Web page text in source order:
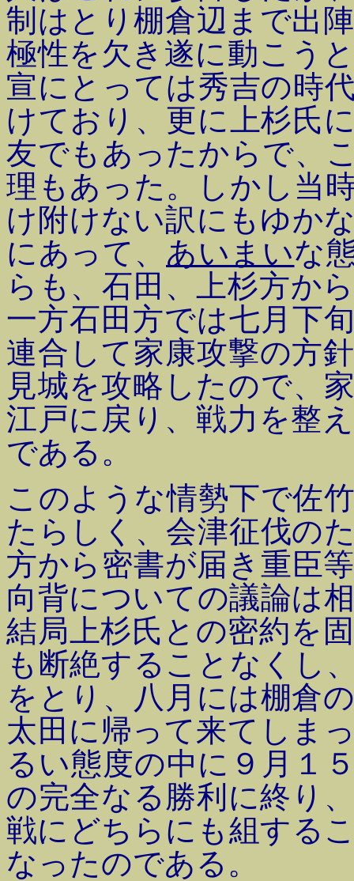
制はとり棚倉辺まで出
極性を欠き遂に動こう
宣にとっては秀吉の時
けており、更に上杉氏
友でもあったからで、
理もあった。しかし当
け附けない訳にもゆか
にあって、 あいまいな
らも、石田、上杉方か
一方石田方では七月下
連合して家康攻撃の方
見城を攻略したので、
江戸に戻り、戦力を整
である。
このような情勢下で佐
たらしく、会津征伐の
方から密書が届き重臣
向背についての議論は
結局上杉氏との密約を
も断絶することなくし
をとり、八月には棚倉
太田に帰って来てしま
るい態度の中に９月１
の完全なる勝利に終り
戦にどちらにも組する
なったのである。